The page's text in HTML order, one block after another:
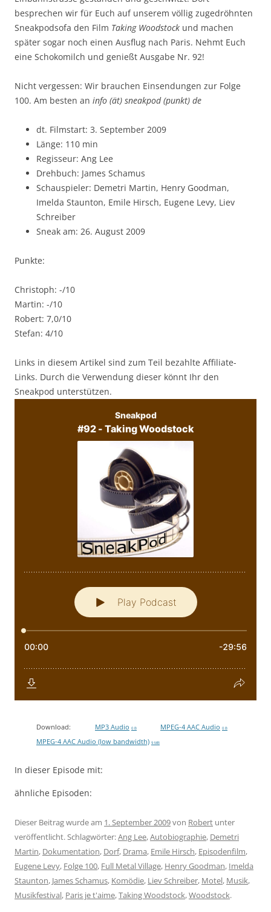
besprechen wir für Euch auf unserem völlig zugedröhnten
Sneakpodsofa den Film Taking Woodstock und machen
später sogar noch einen Ausflug nach Paris. Nehmt Euch
eine Schokomilch und genießt Ausgabe Nr. 92!
Nicht vergessen: Wir brauchen Einsendungen zur Folge
100. Am besten an info (ät) sneakpod (punkt) de
dt. Filmstart: 3. September 2009
Länge: 110 min
Regisseur: Ang Lee
Drehbuch: James Schamus
Schauspieler: Demetri Martin, Henry Goodman,
Imelda Staunton, Emile Hirsch, Eugene Levy, Liev
Schreiber
Sneak am: 26. August 2009
Punkte:
Christoph: -/10
Martin: -/10
Robert: 7,0/10
Stefan: 4/10
Links in diesem Artikel sind zum Teil bezahlte Affiliate-
Links. Durch die Verwendung dieser könnt Ihr den
Sneakpod unterstützen.
Download: MP3 Audio 0 B MPEG-4 AAC Audio 0 B
MPEG-4 AAC Audio (low bandwidth) 9 MB
In dieser Episode mit:
ähnliche Episoden:
Dieser Beitrag wurde am 1. September 2009von Robert unter
veröffentlicht. Schlagwörter:Ang Lee,Autobiographie, Demetri
Martin, Dokumentation, Dorf, Drama, Emile Hirsch, Episodenfilm,
Eugene Levy, Folge 100, Full Metal Village, Henry Goodman, Imelda
Staunton, James Schamus, Komödie, Liev Schreiber, Motel, Musik,
Musikfestival, Paris je t'aime,Taking Woodstock,Woodstock.